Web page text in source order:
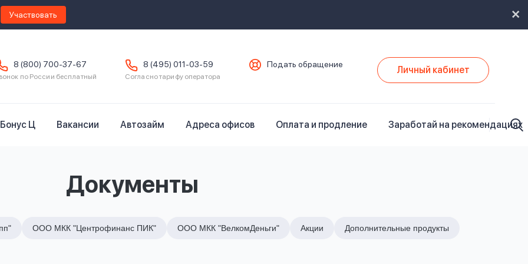
Участвовать
8 (800) 700-37-67
по России бесплатный
8 (495) 011-03-59
Согласно тарифу оператора
Подать обращение Личный кабинет
Бонус Ц Вакансии Автозайм Адреса офисов Оплата и продление Заработай на рекомендациях
Документы
ООО МКК "Центрофинанс ПИК" ООО МКК "ВелкомДеньги" Акции Дополнительные продукты